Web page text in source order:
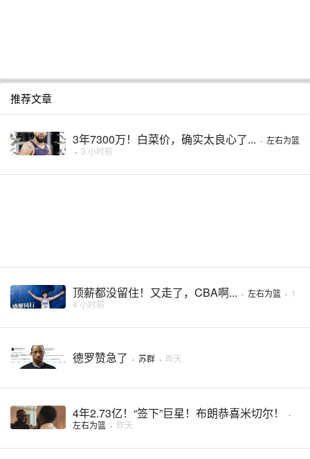
推荐文章
3年7300万！白菜价，确实太良心了... · 左右为篮
· 3 小时前
顶薪都没留住！又走了，CBA啊... · 左右为篮 · 1
4 小时前
德罗赞急了 · 苏群 · 昨天
4年2.73亿！“签下”巨星！布朗恭喜米切尔！
·
左右为篮 · 昨天